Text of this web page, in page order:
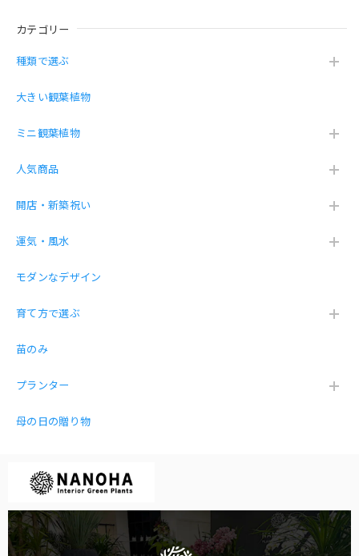
ました。
を選んで頂き、誠にありがとうございます❤️
皿が必要と思いました。買う前に質問するべきでした。あり
とても丁寧な梱包で開けると可愛い3点セットが入っていま
嬉しいお言葉を頂き感謝です😍
カテゴリー
種類で選ぶ
大きい観葉植物
ミニ観葉植物
人気商品
開店・新築祝い
運気・風水
モダンなデザイン
育て方で選ぶ
苗のみ
プランター
母の日の贈り物